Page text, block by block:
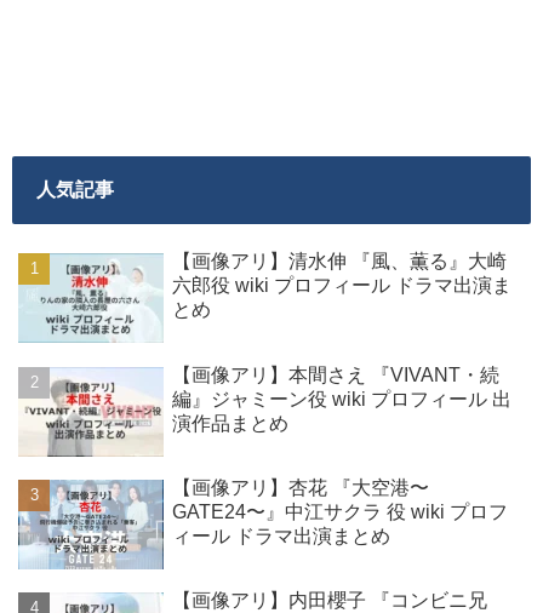
人気記事
【画像アリ】清水伸 『風、薫る』大崎
六郎役 wiki プロフィール ドラマ出演ま
とめ
【画像アリ】本間さえ 『VIVANT・続
編』ジャミーン役 wiki プロフィール 出
演作品まとめ
【画像アリ】杏花 『大空港〜
GATE24〜』中江サクラ 役 wiki プロフ
ィール ドラマ出演まとめ
【画像アリ】内田櫻子 『コンビニ兄